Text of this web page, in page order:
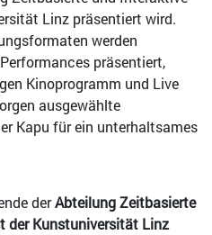
Linz präsentiert wird.
werden
präsentiert,
Kinoprogramm und Live
ausgewählte
Kapu für ein unterhaltsames
derAbteilung Zeitbasierte
der Kunstuniversität Linz